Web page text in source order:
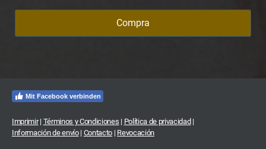
Compra
Mit Facebook verbinden
Imprimir| Términos y Condiciones | Política de privacidad |
Información de envío| Contacto | Revocación